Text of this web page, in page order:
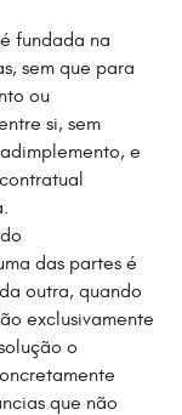
fundada na
sem que para
ou
si, sem
e
das partes é
outra, quando
exclusivamente
o
que não